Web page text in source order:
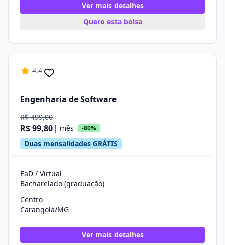
Ver mais detalhes
Quero esta bolsa
4.4
Engenharia de Software
R$ 499,00
R$ 99,80 | mês -80%
Duas mensalidades GRÁTIS
EaD / Virtual
Bacharelado (graduação)
Centro
Carangola/MG
Ver mais detalhes